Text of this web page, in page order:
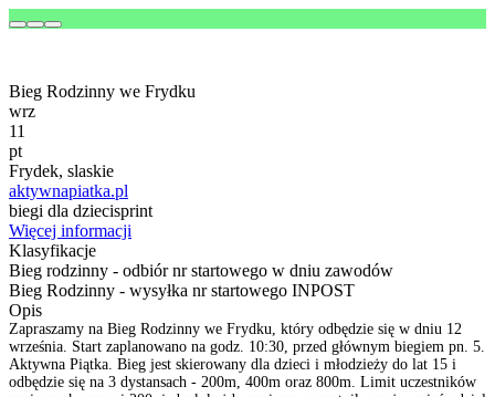
Bieg Rodzinny we Frydku
wrz
11
pt
Frydek, slaskie
aktywnapiatka.pl
biegi dla dziecisprint
Więcej informacji
Klasyfikacje
Bieg rodzinny - odbiór nr startowego w dniu zawodów
Bieg Rodzinny - wysyłka nr startowego INPOST
Opis
Zapraszamy na Bieg Rodzinny we Frydku, który odbędzie się w dniu 12
września. Start zaplanowano na godz. 10:30, przed głównym biegiem pn. 5.
Aktywna Piątka. Bieg jest skierowany dla dzieci i młodzieży do lat 15 i
odbędzie się na 3 dystansach - 200m, 400m oraz 800m. Limit uczestników